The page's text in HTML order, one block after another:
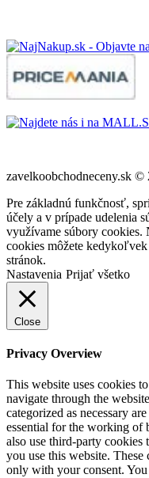
zavelkoobchodneceny.sk ©
Pre základnú funkčnosť,
účely a v prípade udelenia
využívame súbory cookies.
cookies môžete
stránok.
Nastavenia Prijať všetko
Close
Privacy Overview
This website uses cookies
navigate through the
categorized as necessary
essential for the working of
also use third-party cookies
you use this website.
only with your consent.